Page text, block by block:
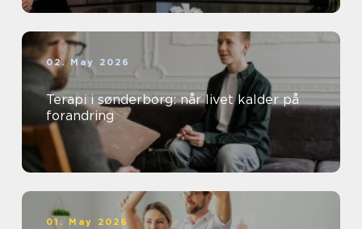
02. May 2026
Terapi i sønderborg: når livet kalder på
forandring
01. May 2026